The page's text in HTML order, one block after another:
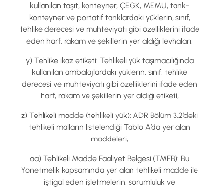
kullanılan taşıt, konteyner, ÇEGK, MEMU, tank-
konteyner ve portatif tanklardaki yüklerin, sınıf,
tehlike derecesi ve muhteviyatı gibi özelliklerini ifade
eden harf, rakam ve şekillerin yer aldığı levhaları,
y) Tehlike ikaz etiketi: Tehlikeli yük taşımacılığında
kullanılan ambalajlardaki yüklerin, sınıf, tehlike
derecesi ve muhteviyatı gibi özelliklerini ifade eden
harf, rakam ve şekillerin yer aldığı etiketi,
z) Tehlikeli madde (tehlikeli yük): ADR Bölüm 3.2’deki
tehlikeli malların listelendiği Tablo A’da yer alan
maddeleri,
aa) Tehlikeli Madde Faaliyet Belgesi (TMFB): Bu
Yönetmelik kapsamında yer alan tehlikeli madde ile
iştigal eden işletmelerin, sorumluluk ve